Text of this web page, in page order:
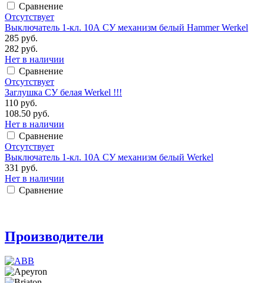
Сравнение
Отсутствует
Выключатель 1-кл. 10А СУ механизм белый Hammer Werkel
285 руб.
282 руб.
Нет в наличии
Сравнение
Отсутствует
Заглушка СУ белая Werkel !!!
110 руб.
108.50 руб.
Нет в наличии
Сравнение
Отсутствует
Выключатель 1-кл. 10А СУ механизм белый Werkel
331 руб.
Нет в наличии
Сравнение
Производители